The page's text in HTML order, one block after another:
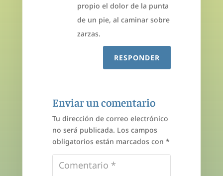
propio el dolor de la punta
de un pie, al caminar sobre
zarzas.
RESPONDER
Enviar un comentario
Tu dirección de correo electrónico
no será publicada. Los campos
obligatorios están marcados con *